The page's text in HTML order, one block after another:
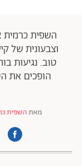
השפית כרמית
וצבעונית של
טוב. נגיעות
הופכים את
מאתהשפית